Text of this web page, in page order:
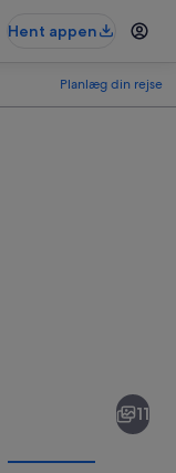
Hent appen
Planlæg din rejse
11